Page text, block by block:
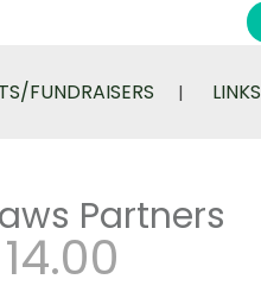
FUNDRAISERS LINKS
Partners
14.00